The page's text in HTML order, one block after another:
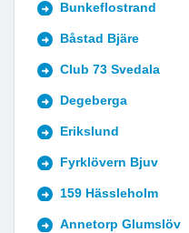
Bunkeflostrand
Båstad Bjäre
Club 73 Svedala
Degeberga
Erikslund
Fyrklövern Bjuv
159 Hässleholm
Annetorp Glumslöv